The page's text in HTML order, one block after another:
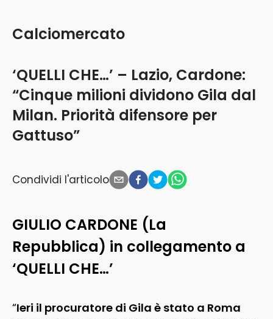
‘QUELLI CHE…’ – Lazio, Cardone:
“Cinque milioni dividono Gila dal
Milan. Priorità difensore per
Gattuso”
Calciomercato
Condividi l'articolo
GIULIO CARDONE (La
Repubblica) in collegamento a
‘QUELLI CHE…’
“Ieri il procuratore di Gila è stato a Roma